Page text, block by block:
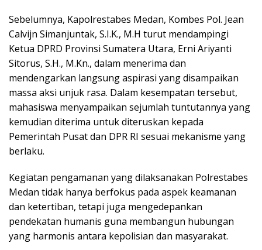
Sebelumnya, Kapolrestabes Medan, Kombes Pol. Jean
Calvijn Simanjuntak, S.I.K., M.H turut mendampingi
Ketua DPRD Provinsi Sumatera Utara, Erni Ariyanti
Sitorus, S.H., M.Kn., dalam menerima dan
mendengarkan langsung aspirasi yang disampaikan
massa aksi unjuk rasa. Dalam kesempatan tersebut,
mahasiswa menyampaikan sejumlah tuntutannya yang
kemudian diterima untuk diteruskan kepada
Pemerintah Pusat dan DPR RI sesuai mekanisme yang
berlaku.
Kegiatan pengamanan yang dilaksanakan Polrestabes
Medan tidak hanya berfokus pada aspek keamanan
dan ketertiban, tetapi juga mengedepankan
pendekatan humanis guna membangun hubungan
yang harmonis antara kepolisian dan masyarakat.